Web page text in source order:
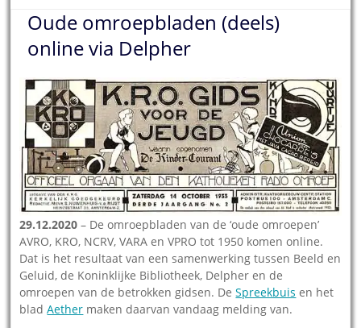
Oude omroepbladen (deels)
online via Delpher
29.12.2020 – De omroepbladen van de ‘oude omroepen’
AVRO, KRO, NCRV, VARA en VPRO tot 1950 komen online.
Dat is het resultaat van een samenwerking tussen Beeld en
Geluid, de Koninklijke Bibliotheek, Delpher en de
omroepen van de betrokken gidsen. DeSpreekbuis en het
bladAether maken daarvan vandaag melding van.